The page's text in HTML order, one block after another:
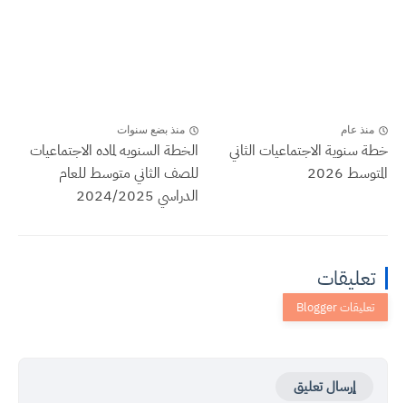
منذ عام
خطة سنوية الاجتماعيات الثاني
المتوسط 2026
منذ بضع سنوات
الخطة السنويه لماده الاجتماعيات
للصف الثاني متوسط للعام
الدراسي 2024/2025
تعليقات
إرسال تعليق